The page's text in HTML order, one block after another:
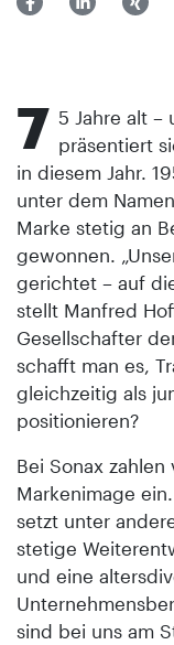
7 5 Jahre alt
präsentiert
in diesem Jahr.
unter dem
Marke stetig an
gewonnen.
gerichtet – auf
stellt Manfred
Gesellschafter
schafft man es,
gleichzeitig als
positionieren?
Bei Sonax
Markenimage
setzt unter
stetige
und eine
sind bei uns am